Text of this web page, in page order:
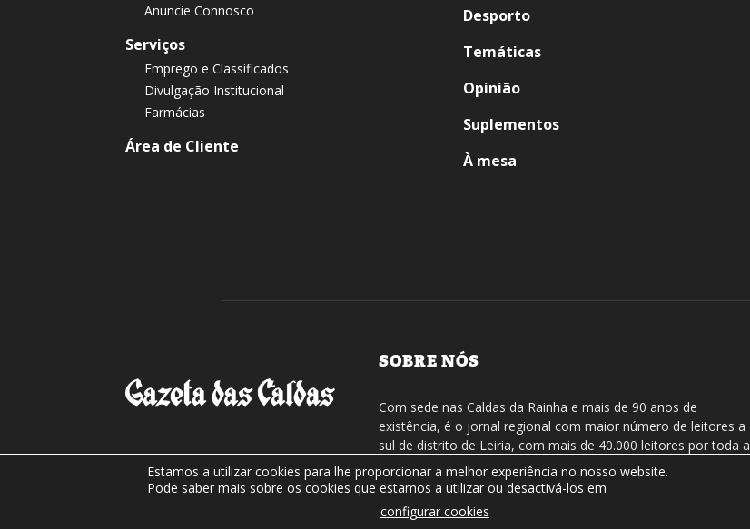
Anuncie Connosco
Serviços
Emprego e Classificados
Divulgação Institucional
Farmácias
Área de Cliente
Desporto
Temáticas
Opinião
Suplementos
À mesa
SOBRE NÓS
Com sede nas Caldas da Rainha e mais de 90 anos de
existência, é o jornal regional com maior número de leitores a
sul de distrito de Leiria, com mais de 40.000 leitores por toda a
região Oeste. Jornal com distribuição em Portugal Continental e
assinatura online.
Estamos a utilizar cookies para lhe proporcionar a melhor experiência no nosso website.
Pode saber mais sobre os cookies que estamos a utilizar ou desactivá-los em
configurar cookies